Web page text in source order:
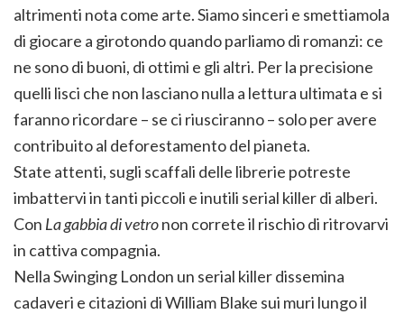
altrimenti nota come arte. Siamo sinceri e smettiamola
di giocare a girotondo quando parliamo di romanzi: ce
ne sono di buoni, di ottimi e gli altri. Per la precisione
quelli lisci che non lasciano nulla a lettura ultimata e si
faranno ricordare – se ci riusciranno – solo per avere
contribuito al deforestamento del pianeta.
State attenti, sugli scaffali delle librerie potreste
imbattervi in tanti piccoli e inutili serial killer di alberi.
Con La gabbia di vetronon correte il rischio di ritrovarvi
in cattiva compagnia.
Nella Swinging London un serial killer dissemina
cadaveri e citazioni di William Blake sui muri lungo il